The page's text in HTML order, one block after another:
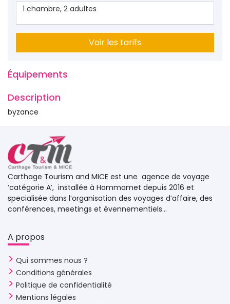
1 chambre, 2 adultes
Voir les tarifs
Équipements
Description
byzance
Carthage Tourism and MICE est une agence de voyage
‘catégorie A’, installée à Hammamet depuis 2016 et
specialisée dans l’organisation des voyages d’affaire, des
conférences, meetings et évennementiels...
A propos
Qui sommes nous ?
Conditions générales
Politique de confidentialité
Mentions légales